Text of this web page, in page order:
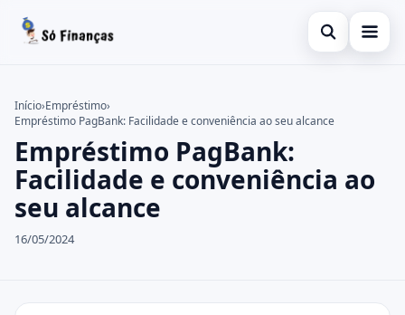
Abrir busca
Finanças
Empréstimo
Informações
Investimentos
Buscar no site
Buscar por:
Pressione Enter para buscar ou ESC para fechar.
Início›Empréstimo›
Empréstimo PagBank: Facilidade e conveniência ao seu alcance
Empréstimo PagBank:
Facilidade e conveniência ao
seu alcance
16/05/2024